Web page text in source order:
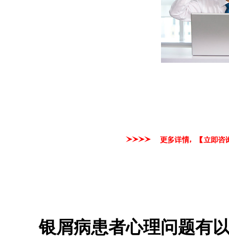
银屑病患者心理问题有